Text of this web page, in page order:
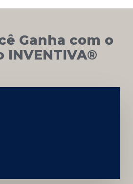
Ganha com o
INVENTIVA®